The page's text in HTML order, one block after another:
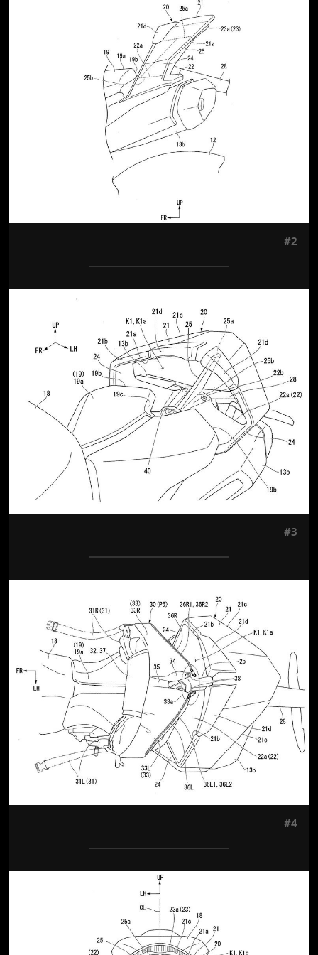
Jön még kép!
#2
Jön még kép!
#3
Jön még kép!
#4
Jön még kép!